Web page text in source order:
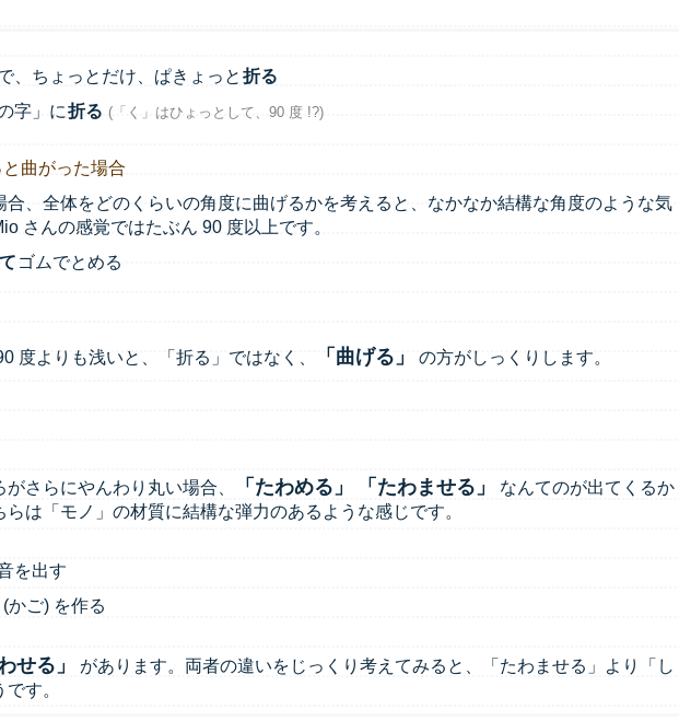
、ちょっとだけ、ぱきょっと 折る
字」に折る (「く」はひょっとして、90 度 !?)
曲がった場合
合、全体をどのくらいの角度に曲げるかを考えると、なかなか結構な角度のような気
さんの感覚ではたぶん 90 度以上です。
ゴムでとめる
度よりも浅いと、「折る」ではなく、 「曲げる」
の方がしっくりします。
さらにやんわり丸い場合、 「たわめる」 「たわませる」
なんてのが出てくるか
は「モノ」の材質に結構な弾力のあるような感じです。
を出す
かご) を作る
せる」
があります。両者の違いをじっくり考えてみると、「たわませる」より「し
す。